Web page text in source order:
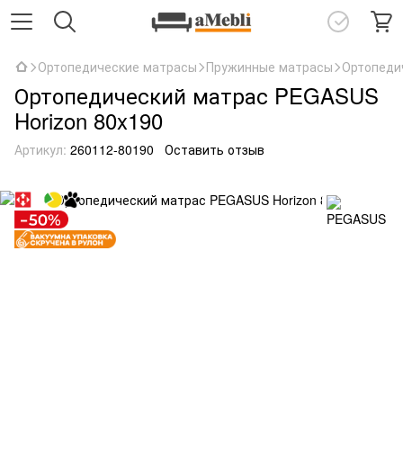
Ортопедические матрасы Пружинные матрасы
Ортопедический матрас PEGASUS
Horizon 80x190
Артикул: 260112-80190 Оставить отзыв